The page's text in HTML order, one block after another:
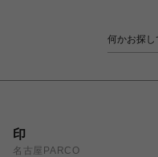
印
名古屋PARCO